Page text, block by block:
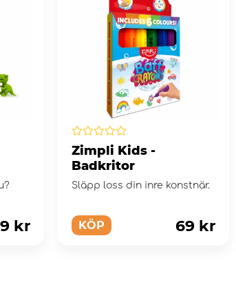
kr
Zimpli Kids -
Badkritor
Släpp loss din inre konstnär.
KÖP 69 kr